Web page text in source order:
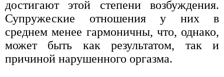
достигают этой степени возбуждения.
Супружеские отношения у них в
среднем менее гармоничны, что, однако,
может быть как результатом, так и
причиной нарушенного оргазма.